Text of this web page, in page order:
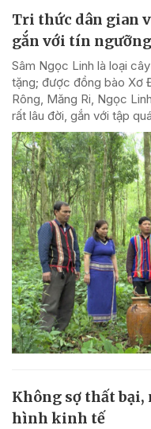
Tri thức dân gian
gắn với tín
Sâm Ngọc Linh là loại
tặng; được đồng bào Xơ
Rông, Măng Ri, Ngọc
rất lâu đời, gắn với tập
Không sợ thất
hình kinh tế